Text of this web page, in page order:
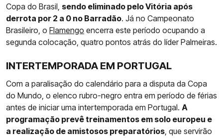
Copa do Brasil, sendo eliminado pelo Vitória após
derrota por 2 a 0 no Barradão. Já no Campeonato
Brasileiro, o Flamengo encerra este período ocupando a
segunda colocação, quatro pontos atrás do líder Palmeiras.
INTERTEMPORADA EM PORTUGAL
Com a paralisação do calendário para a disputa da Copa
do Mundo, o elenco rubro-negro entra em período de férias
antes de iniciar uma intertemporada em Portugal. A
programação prevê treinamentos em solo europeu e
a realização de amistosos preparatórios , que servirão